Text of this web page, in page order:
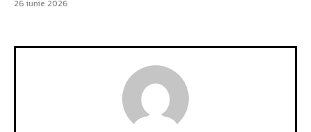
26 iunie 2026